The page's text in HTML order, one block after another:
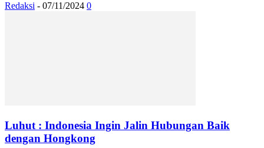
Redaksi - 07/11/2024 0
Luhut : Indonesia Ingin Jalin Hubungan Baik
dengan Hongkong